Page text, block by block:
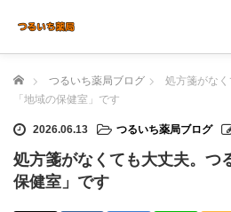
ホーム つるいち薬局ブログ
処方箋がな
「地域の保健室」です
2026.06.13 つるいち薬局ブログ
処方箋がなくても大丈夫。つ
保健室」です